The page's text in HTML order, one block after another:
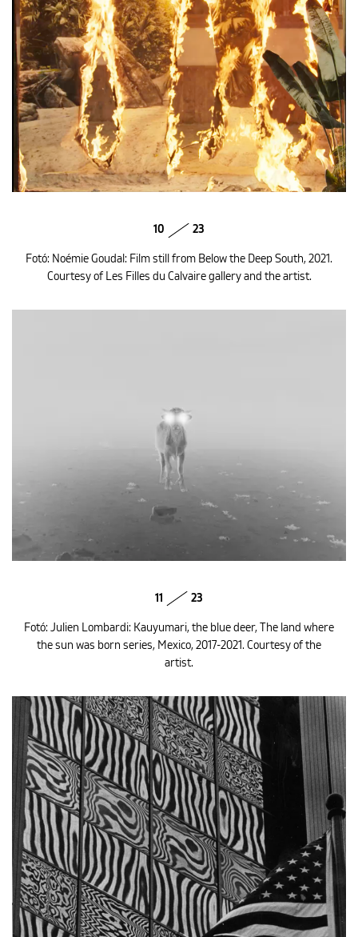
10 23
Fotó: Noémie Goudal: Film still from Below the Deep South, 2021.
Courtesy of Les Filles du Calvaire gallery and the artist.
11 23
Fotó: Julien Lombardi: Kauyumari, the blue deer, The land where
the sun was born series, Mexico, 2017-2021. Courtesy of the
artist.